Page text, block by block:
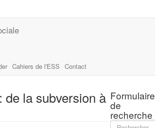
Cahiers de l'ESS Contact
Formulaire
de
recherche
de la subversion à